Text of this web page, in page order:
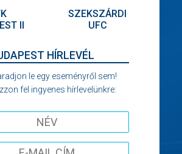
II
SZEKSZÁRDI
UFC
HÍRLEVÉL
le egy eseményről sem!
fel ingyenes hírlevelünkre: